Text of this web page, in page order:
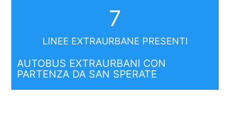
7
LINEE EXTRAURBANE PRESENTI
AUTOBUS EXTRAURBANI CON
PARTENZA DA SAN SPERATE